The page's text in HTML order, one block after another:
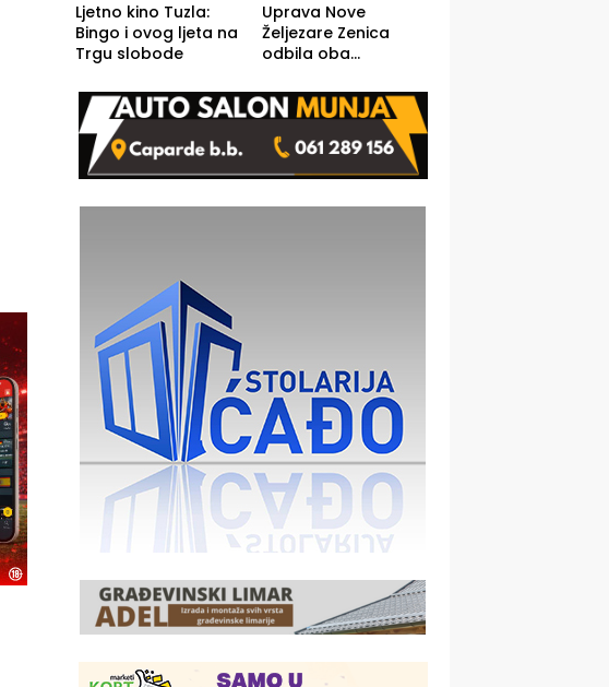
Ljetno kino Tuzla:
Bingo i ovog ljeta na
Trgu slobode
Uprava Nove
Željezare Zenica
odbila oba
FBiH: Ustrajni da je
stečaj jedino rješenje